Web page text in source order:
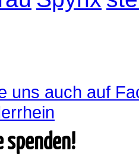
uns auch auf
spenden!